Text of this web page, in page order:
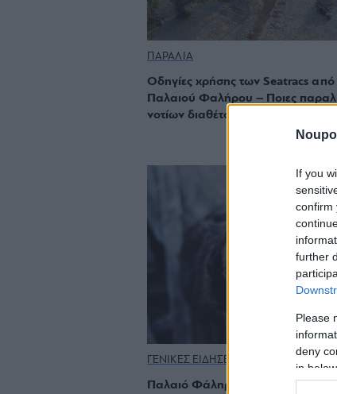
If you
confirm
further
Please
deny
in
ΠΑΡΑΛΙΑ
Οδηγίες χρήσης των Seatracs
Παλαιού Φαλήρου – Ποιες
νοτίων διαθέτουν Seatrac
ΓΕΝΙΚΕΣ ΕΙΔΗΣΕΙΣ
Παλαιό Φάληρο: Ημέρα υιοθεσίας